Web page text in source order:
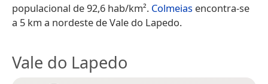
populacional de 92,6 hab/km². Colmeias encontra-se
a 5 km a nordeste de Vale do Lapedo.
Vale do Lapedo